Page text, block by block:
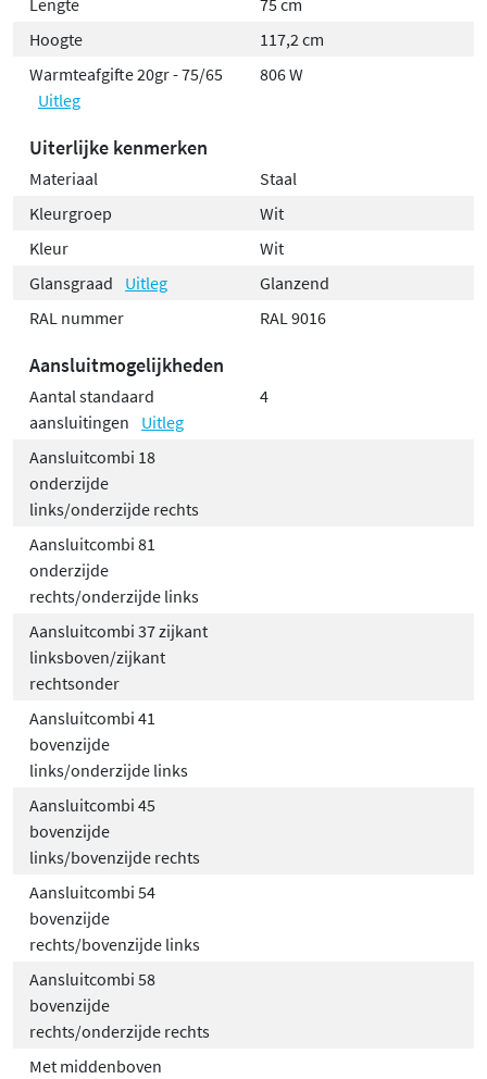
betrouwbare prestaties en optimaal comfort.
Hoogte
117,2 cm
Warmteafgifte 20gr - 75/65
Uitleg
806 W
Uiterlijke kenmerken
Materiaal
Staal
Kleurgroep
Wit
Kleur
Wit
Glansgraad
Uitleg
Glanzend
RAL nummer
RAL 9016
Aansluitmogelijkheden
Aantal standaard
aansluitingen
Uitleg
4
Aansluitcombi 18
onderzijde
links/onderzijde rechts
Aansluitcombi 81
onderzijde
rechts/onderzijde links
Aansluitcombi 37 zijkant
linksboven/zijkant
rechtsonder
Aansluitcombi 41
bovenzijde
links/onderzijde links
Aansluitcombi 45
bovenzijde
links/bovenzijde rechts
Aansluitcombi 54
bovenzijde
rechts/bovenzijde links
Aansluitcombi 58
bovenzijde
rechts/onderzijde rechts
Met middenboven